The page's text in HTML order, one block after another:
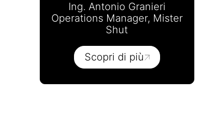
Ing. Antonio Granieri
Operations Manager, Mister
Shut
Scopri di più